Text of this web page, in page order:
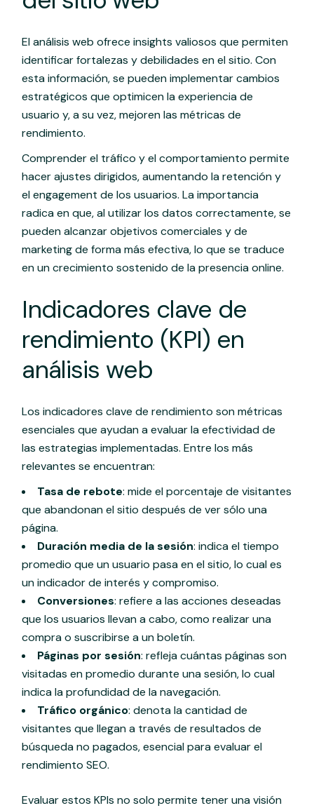
El análisis web ofrece insights valiosos que permiten
identificar fortalezas y debilidades en el sitio. Con
esta información, se pueden implementar cambios
estratégicos que optimicen la experiencia de
usuario y, a su vez, mejoren las métricas de
rendimiento.
Comprender el tráfico y el comportamiento permite
hacer ajustes dirigidos, aumentando la retención y
el engagement de los usuarios. La importancia
radica en que, al utilizar los datos correctamente, se
pueden alcanzar objetivos comerciales y de
marketing de forma más efectiva, lo que se traduce
en un crecimiento sostenido de la presencia online.
Indicadores clave de
rendimiento (KPI) en
análisis web
Los indicadores clave de rendimiento son métricas
esenciales que ayudan a evaluar la efectividad de
las estrategias implementadas. Entre los más
relevantes se encuentran:
Tasa de rebote: mide el porcentaje de visitantes
que abandonan el sitio después de ver sólo una
página.
Duración media de la sesión: indica el tiempo
promedio que un usuario pasa en el sitio, lo cual es
un indicador de interés y compromiso.
Conversiones: refiere a las acciones deseadas
que los usuarios llevan a cabo, como realizar una
compra o suscribirse a un boletín.
Páginas por sesión: refleja cuántas páginas son
visitadas en promedio durante una sesión, lo cual
indica la profundidad de la navegación.
Tráfico orgánico: denota la cantidad de
visitantes que llegan a través de resultados de
búsqueda no pagados, esencial para evaluar el
rendimiento SEO.
Evaluar estos KPIs no solo permite tener una visión